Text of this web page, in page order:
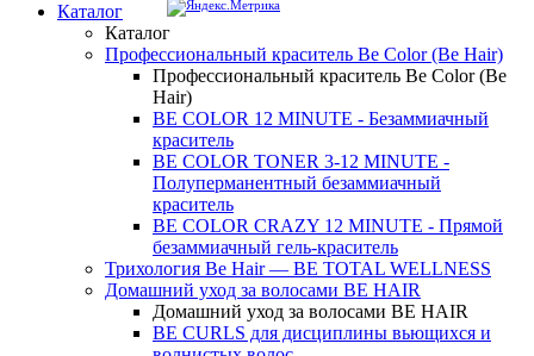
Каталог
Каталог
Профессиональный краситель Be Color (Be Hair)
Профессиональный краситель Be Color (Be
Hair)
BE COLOR 12 MINUTE - Безаммиачный
краситель
BE COLOR TONER 3-12 MINUTE -
Полуперманентный безаммиачный
краситель
BE COLOR CRAZY 12 MINUTE - Прямой
безаммиачный гель-краситель
Трихология Be Hair — BE TOTAL WELLNESS
Домашний уход за волосами BE HAIR
Домашний уход за волосами BE HAIR
BE CURLS для дисциплины вьющихся и